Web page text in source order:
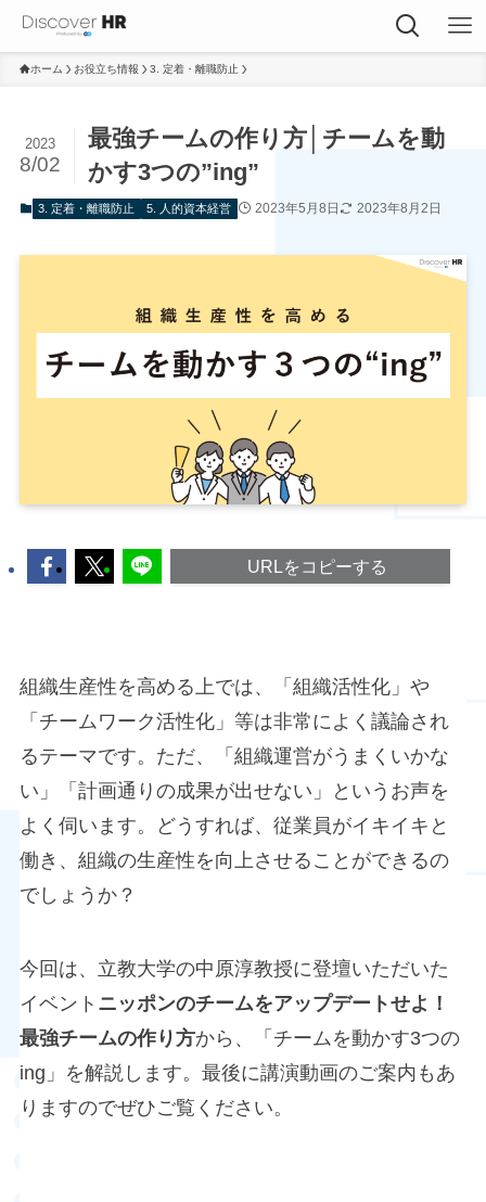
ホーム お役立ち情報 3. 定着・離職防止
最強チームの作り方│チームを動
かす3つの”ing”
2023
8/02
3. 定着・離職防止 5. 人的資本経営 2023年5月8日 2023年8月2日
URLをコピーする
組織生産性を高める上では、「組織活性化」や
「チームワーク活性化」等は非常によく議論され
るテーマです。ただ、「組織運営がうまくいかな
い」「計画通りの成果が出せない」というお声を
よく伺います。どうすれば、従業員がイキイキと
働き、組織の生産性を向上させることができるの
でしょうか？
今回は、立教大学の中原淳教授に登壇いただいた
イベント ニッポンのチームをアップデートせよ！
最強チームの作り方から、「チームを動かす3つの
ing」を解説します。最後に講演動画のご案内もあ
りますのでぜひご覧ください。